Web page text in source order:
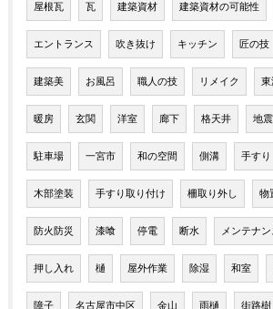
屋根瓦 瓦 建築資材 建築資材の可能性
エントランス 吹き抜け キッチン 匠の技
建築美 お風呂 職人の技 リメイク 東
暖房 玄関 洋室 廊下 格天井 地
駐車場 一宮市 和の空間 側溝 手すり
木部塗装 手すり取り付け 柵取り外し 物
防火防災 漆喰 停電 断水 メンテナン
押し入れ 樋 屋外作業 除湿 和室
障子 名古屋市中区 金山 雨樋 街路樹